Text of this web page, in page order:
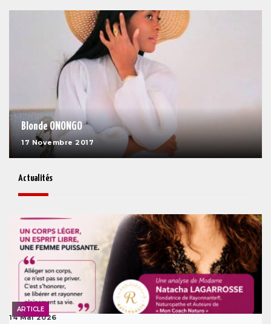
Blonde ONONGO
17 Novembre 2017
Actualités
ARTICLE
14 Mai 2026